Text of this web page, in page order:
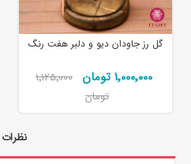
گل رز جاودان دیو و دلبر هفت رنگ
1٬000٬000 تومان
1٬125٬000
تومان
نظرات